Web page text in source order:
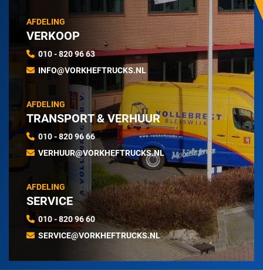
AFDELING
VERKOOP
010 - 820 96 63
INFO@VORKHEFTRUCKS.NL
AFDELING
TRANSPORT & VERHUUR
010 - 820 96 66
VERHUUR@VORKHEFTRUCKS.NL
AFDELING
SERVICE
010 - 820 96 60
SERVICE@VORKHEFTRUCKS.NL